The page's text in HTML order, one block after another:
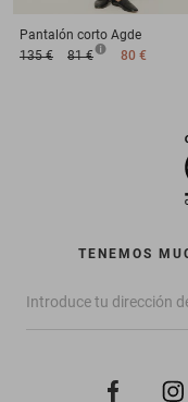
Pantalón corto Agde
135 €
81 € 80 €
TENEMOS